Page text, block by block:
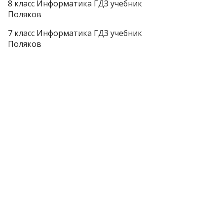
8 класс Информатика ГДЗ учебник
Поляков
7 класс Информатика ГДЗ учебник
Поляков